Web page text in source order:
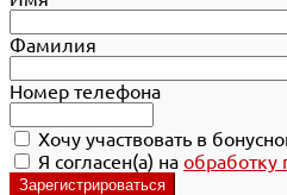
Фамилия
Номер телефона
Хочу участвовать в
Я согласен(а) на обработку